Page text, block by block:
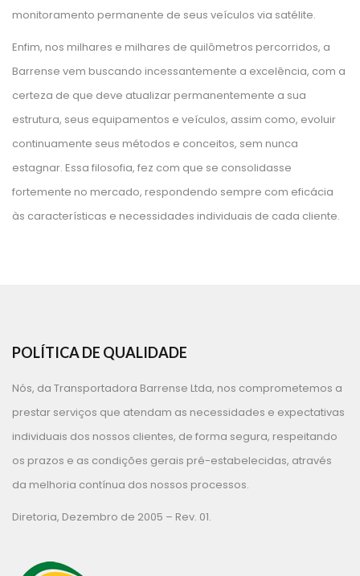
monitoramento permanente de seus veículos via satélite.
Enfim, nos milhares e milhares de quilômetros percorridos, a
Barrense vem buscando incessantemente a excelência, com a
certeza de que deve atualizar permanentemente a sua
estrutura, seus equipamentos e veículos, assim como, evoluir
continuamente seus métodos e conceitos, sem nunca
estagnar. Essa filosofia, fez com que se consolidasse
fortemente no mercado, respondendo sempre com eficácia
às características e necessidades individuais de cada cliente.
POLÍTICA DE QUALIDADE
Nós, da Transportadora Barrense Ltda, nos comprometemos a
prestar serviços que atendam as necessidades e expectativas
individuais dos nossos clientes, de forma segura, respeitando
os prazos e as condições gerais pré-estabelecidas, através
da melhoria contínua dos nossos processos.
Diretoria, Dezembro de 2005 – Rev. 01.